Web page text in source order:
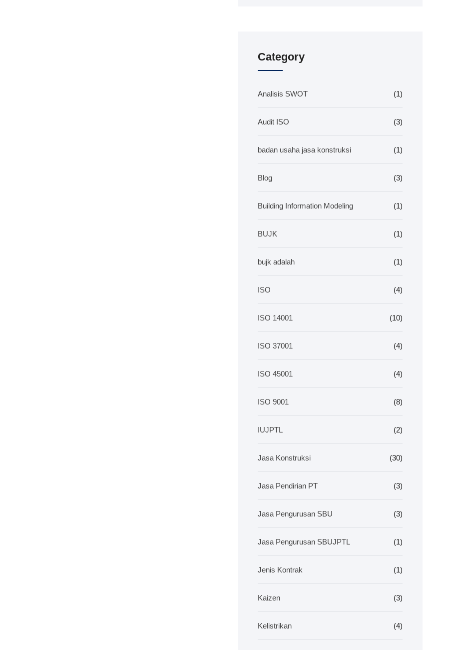
Category
Analisis SWOT (1)
Audit ISO (3)
badan usaha jasa konstruksi (1)
Blog (3)
Building Information Modeling (1)
BUJK (1)
bujk adalah (1)
ISO (4)
ISO 14001 (10)
ISO 37001 (4)
ISO 45001 (4)
ISO 9001 (8)
IUJPTL (2)
Jasa Konstruksi (30)
Jasa Pendirian PT (3)
Jasa Pengurusan SBU (3)
Jasa Pengurusan SBUJPTL (1)
Jenis Kontrak (1)
Kaizen (3)
Kelistrikan (4)